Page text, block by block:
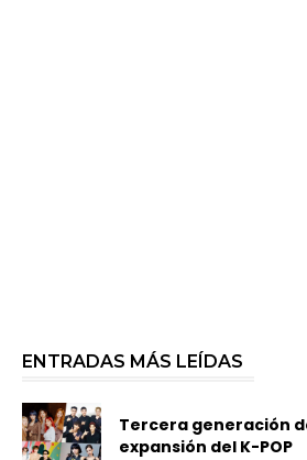
ENTRADAS MÁS LEÍDAS
Tercera generación
expansión del K-POP